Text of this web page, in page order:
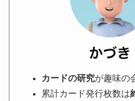
カードの研究が趣味の
累計カード発行枚数は